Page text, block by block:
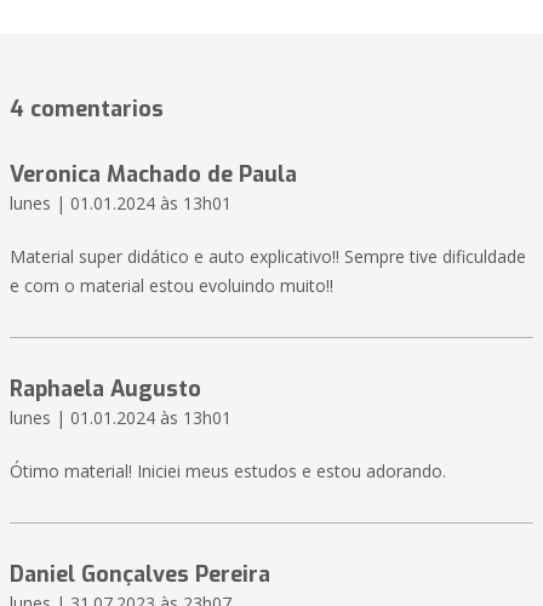
4 comentarios
Veronica Machado de Paula
lunes | 01.01.2024 às 13h01
Material super didático e auto explicativo!! Sempre tive dificuldade
e com o material estou evoluindo muito!!
Raphaela Augusto
lunes | 01.01.2024 às 13h01
Ótimo material! Iniciei meus estudos e estou adorando.
Daniel Gonçalves Pereira